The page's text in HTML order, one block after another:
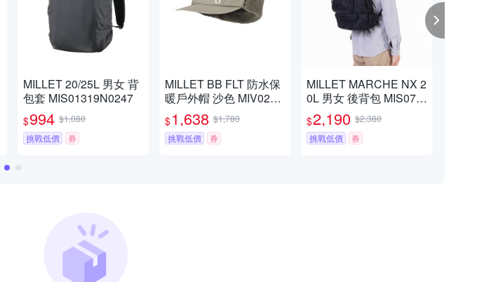
MILLET 20/25L 男女 背
包套 MIS01319N0247
$994 $1,080
挑戰低價
券
MILLET BB FLT 防水保
暖戶外帽 沙色 MIV0214
8N9904
$1,638 $1,780
挑戰低價
券
MILLET MARCHE NX 2
0L 男女 後背包 MIS076
1N4581
$2,190 $2,380
挑戰低價
券